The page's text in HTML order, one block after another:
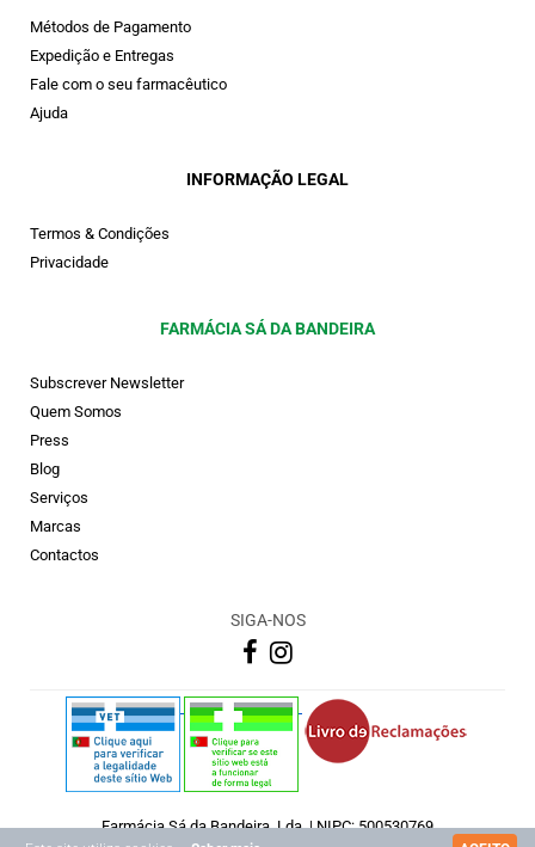
Métodos de Pagamento
Expedição e Entregas
Fale com o seu farmacêutico
Ajuda
INFORMAÇÃO LEGAL
Termos & Condições
Privacidade
FARMÁCIA SÁ DA BANDEIRA
Subscrever Newsletter
Quem Somos
Press
Blog
Serviços
Marcas
Contactos
SIGA-NOS
Farmácia Sá da Bandeira, Lda. | NIPC: 500530769